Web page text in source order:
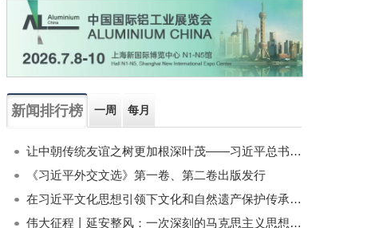
新闻排行榜 一周 每月
让中朝传统友谊之树更加根深叶茂——习近平总书记对朝鲜进行国事访问纪实
《习近平外交文选》第一卷、第二卷出版发行
在习近平文化思想引领下文化和自然遗产保护传承利用工作开创新局面
伟大征程丨延安整风：一次深刻的马克思主义思想教育运动